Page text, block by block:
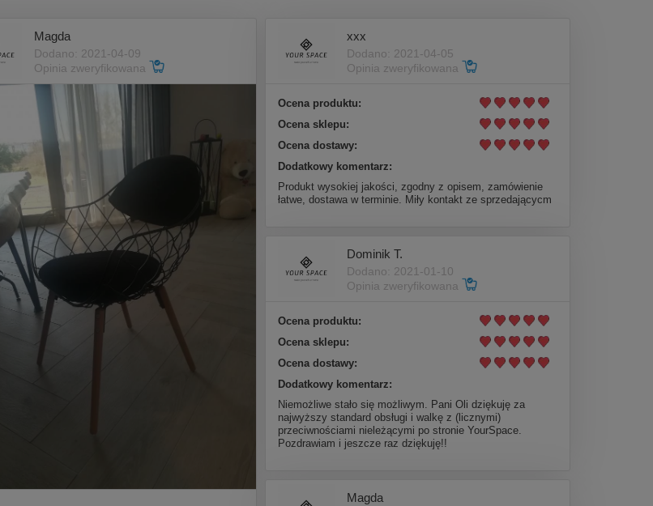
Magda
Dodano: 2021-04-09
Opinia zweryfikowana
xxx
Dodano: 2021-04-05
Opinia zweryfikowana
Ocena produktu:
Ocena sklepu:
Ocena dostawy:
Dodatkowy komentarz:
Produkt wysokiej jakości, zgodny z opisem, zamówienie
łatwe, dostawa w terminie. Miły kontakt ze sprzedającycm
Dominik T.
Dodano: 2021-01-10
Opinia zweryfikowana
Ocena produktu:
Ocena sklepu:
Ocena dostawy:
Dodatkowy komentarz:
Niemożliwe stało się możliwym. Pani Oli dziękuję za
najwyższy standard obsługi i walkę z (licznymi)
przeciwnościami nieleżącymi po stronie YourSpace.
Pozdrawiam i jeszcze raz dziękuję!!
Magda